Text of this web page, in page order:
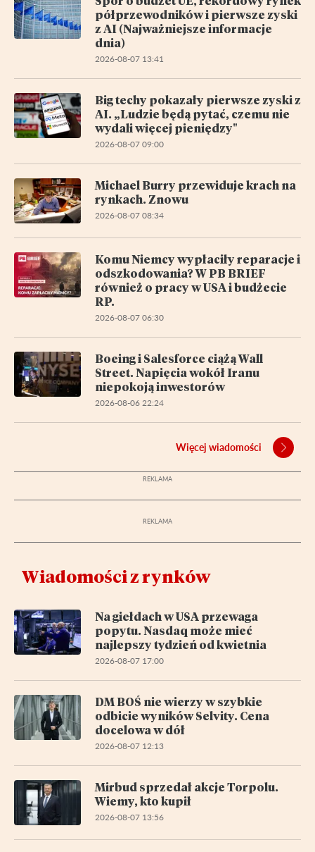
półprzewodników i pierwsze zyski
z AI (Najważniejsze informacje
dnia)
2026-08-07 13:41
Big techy pokazały pierwsze zyski z
AI. „Ludzie będą pytać, czemu nie
wydali więcej pieniędzy"
2026-08-07 09:00
Michael Burry przewiduje krach na
rynkach. Znowu
2026-08-07 08:34
Komu Niemcy wypłaciły reparacje i
odszkodowania? W PB BRIEF
również o pracy w USA i budżecie
RP.
2026-08-07 06:30
Boeing i Salesforce ciążą Wall
Street. Napięcia wokół Iranu
niepokoją inwestorów
2026-08-06 22:24
Więcej wiadomości
Wiadomości z rynków
Na giełdach w USA przewaga
popytu. Nasdaq może mieć
najlepszy tydzień od kwietnia
2026-08-07 17:00
DM BOŚ nie wierzy w szybkie
odbicie wyników Selvity. Cena
docelowa w dół
2026-08-07 12:13
Mirbud sprzedał akcje Torpolu.
Wiemy, kto kupił
2026-08-07 13:56